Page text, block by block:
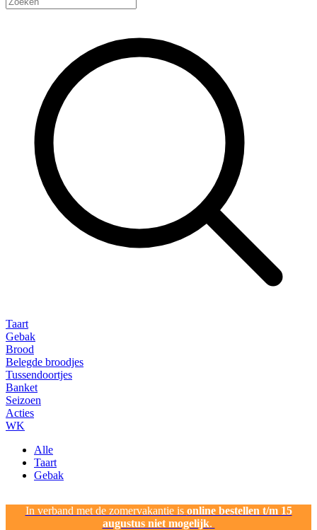
Taart
Gebak
Brood
Belegde broodjes
Tussendoortjes
Banket
Seizoen
Acties
WK
Alle
Taart
Gebak
In verband met de zomervakantie is online bestellen t/m 15
augustus niet mogelijk.